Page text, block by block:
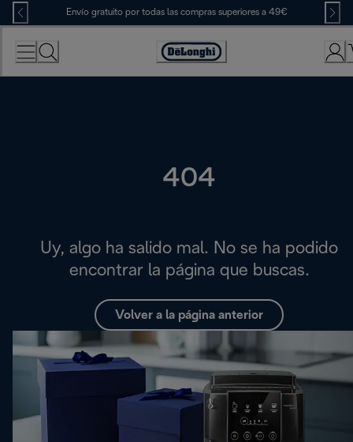
Skip
to
Content
Envío gratuito por todas las compras superiores a 49€
Accessibility
Statement
404
Uy, algo ha salido mal. No se ha podido
encontrar la página que buscas.
Volver a la página anterior